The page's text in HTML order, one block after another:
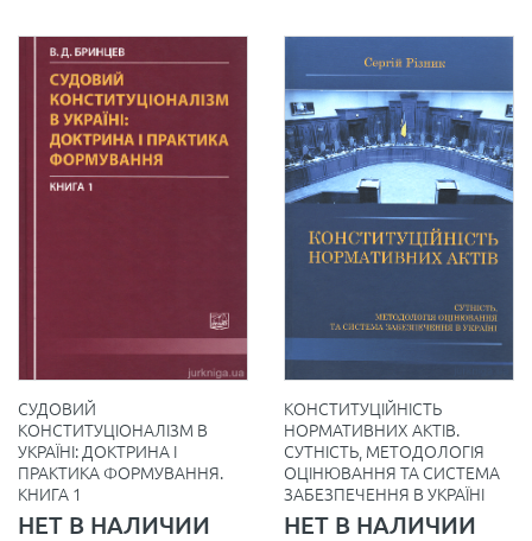
СУДОВИЙ
КОНСТИТУЦІОНАЛІЗМ В
УКРАЇНІ: ДОКТРИНА І
ПРАКТИКА ФОРМУВАННЯ.
КНИГА 1
НЕТ В НАЛИЧИИ
КОНСТИТУЦІЙНІСТЬ
НОРМАТИВНИХ АКТІВ.
СУТНІСТЬ, МЕТОДОЛОГІЯ
ОЦІНЮВАННЯ ТА СИСТЕМА
ЗАБЕЗПЕЧЕННЯ В УКРАЇНІ
НЕТ В НАЛИЧИИ